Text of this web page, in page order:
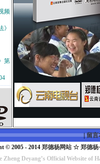
频
》
第
|留言
© 2005 - 2014 郑德杨网站 ☆ 郑德杨
Zheng Deyang’s Official Website